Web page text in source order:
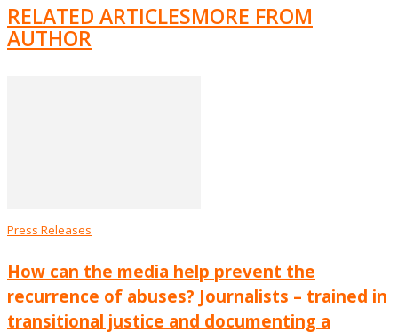
RELATED ARTICLESMORE FROM
AUTHOR
Press Releases
How can the media help prevent the
recurrence of abuses? Journalists – trained in
transitional justice and documenting a